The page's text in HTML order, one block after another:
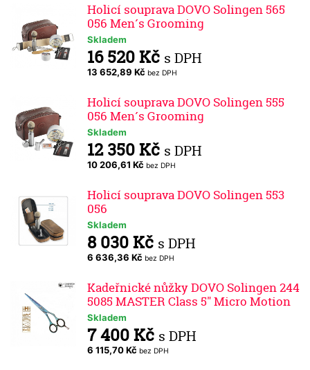
Holicí souprava DOVO Solingen 565
056 Men´s Grooming
Skladem
16 520 Kč s DPH
13 652,89 Kč bez DPH
Holicí souprava DOVO Solingen 555
056 Men´s Grooming
Skladem
12 350 Kč s DPH
10 206,61 Kč bez DPH
Holicí souprava DOVO Solingen 553
056
Skladem
8 030 Kč s DPH
6 636,36 Kč bez DPH
Kadeřnické nůžky DOVO Solingen 244
5085 MASTER Class 5" Micro Motion
Skladem
7 400 Kč s DPH
6 115,70 Kč bez DPH